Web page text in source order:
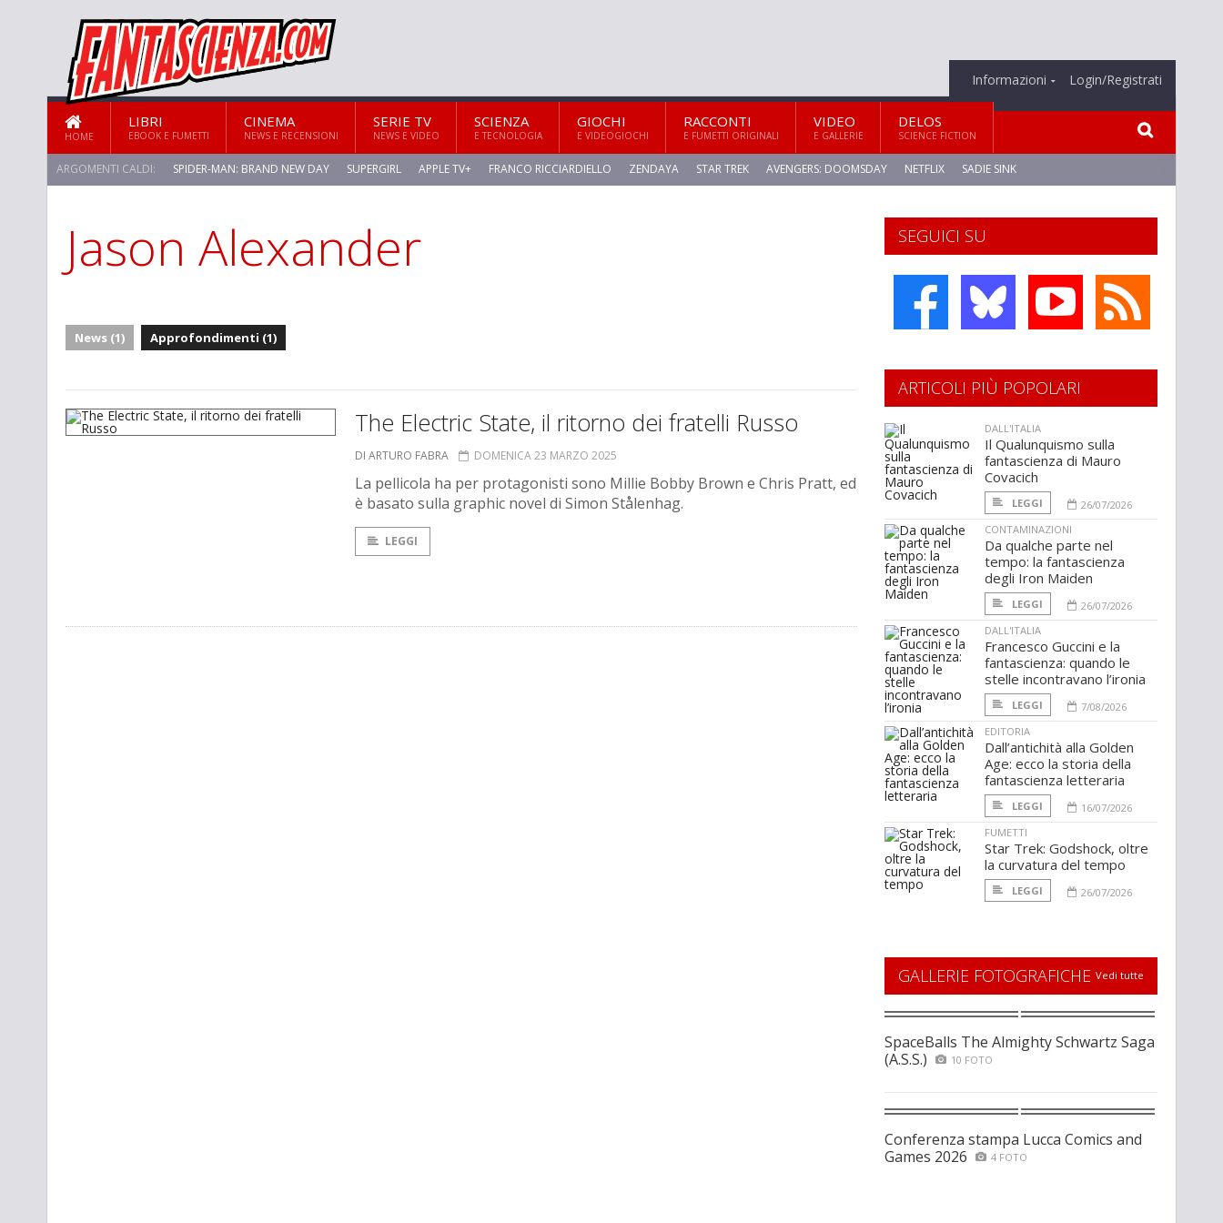
Informazioni Login/Registrati
HOME
LIBRI
EBOOK E FUMETTI
CINEMA
NEWS E RECENSIONI
SERIE TV
NEWS E VIDEO
SCIENZA
E TECNOLOGIA
GIOCHI
E VIDEOGIOCHI
RACCONTI
E FUMETTI ORIGINALI
VIDEO
E GALLERIE
DELOS
SCIENCE FICTION
ARGOMENTI CALDI: SPIDER-MAN: BRAND NEW DAY SUPERGIRL APPLE TV+ FRANCO RICCIARDIELLO ZENDAYA STAR TREK AVENGERS: DOOMSDAY NETFLIX SADIE SINK
STAR TREK: STRANGE NEW WORLDS
Jason Alexander
News (1) Approfondimenti (1)
The Electric State, il ritorno dei fratelli Russo
DI ARTURO FABRA DOMENICA 23 MARZO 2025
La pellicola ha per protagonisti sono Millie Bobby Brown e Chris Pratt, ed
è basato sulla graphic novel di Simon Stålenhag.
LEGGI
SEGUICI SU
ARTICOLI PIÙ POPOLARI
DALL'ITALIA
Il Qualunquismo sulla
fantascienza di Mauro
Covacich
LEGGI
26/07/2026
CONTAMINAZIONI
Da qualche parte nel
tempo: la fantascienza
degli Iron Maiden
LEGGI
26/07/2026
DALL'ITALIA
Francesco Guccini e la
fantascienza: quando le
stelle incontravano l’ironia
LEGGI
7/08/2026
EDITORIA
Dall’antichità alla Golden
Age: ecco la storia della
fantascienza letteraria
LEGGI
16/07/2026
FUMETTI
Star Trek: Godshock, oltre
la curvatura del tempo
LEGGI 26/07/2026
GALLERIE FOTOGRAFICHE Vedi tutte
SpaceBalls The Almighty Schwartz Saga
(A.S.S.)
10 FOTO
Conferenza stampa Lucca Comics and
Games 2026
4 FOTO